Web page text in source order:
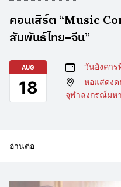
คอนเสิร์ต “Music
สัมพันธ์ไทย–จีน”
AUG
18
วันอังคาร
หอแสดง
จุฬาลงกรณ์มห
อ่านต่อ